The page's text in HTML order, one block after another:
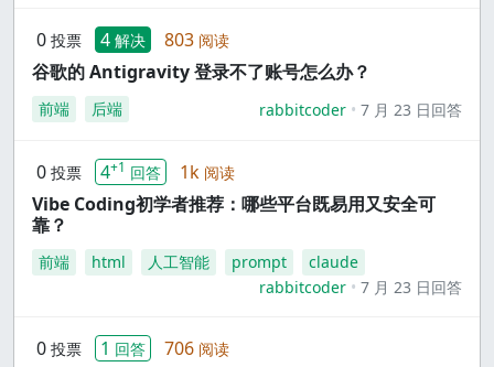
0 投票 4 解决 803 阅读
谷歌的 Antigravity 登录不了账号怎么办？
前端 后端 rabbitcoder 7 月 23 日回答
0 投票 4+1 回答 1k 阅读
Vibe Coding初学者推荐：哪些平台既易用又安全可
靠？
前端 html 人工智能 prompt
claude
rabbitcoder
7 月 23 日回答
0 投票 1 回答 706 阅读